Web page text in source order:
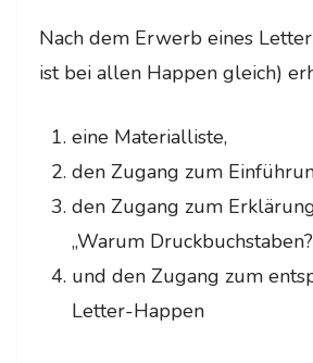
Nach dem Erwerb eines
ist bei allen Happen gleich)
eine Materialliste,
den Zugang zum
den Zugang zum
„Warum
und den Zugang zum
Letter-Happen